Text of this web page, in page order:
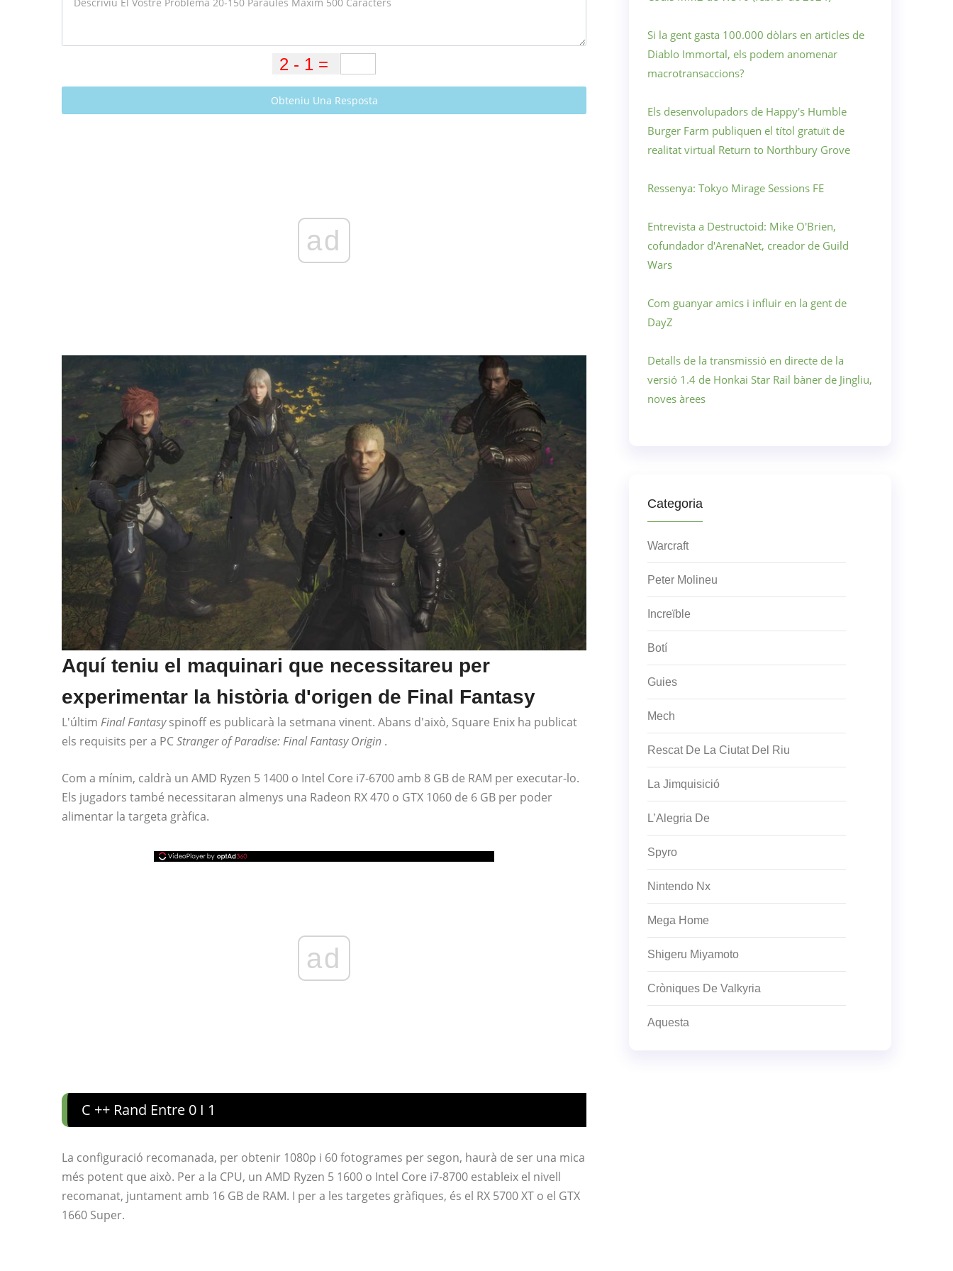
Obteniu Una Resposta
ad
Aquí teniu el maquinari que necessitareu per
experimentar la història d'origen de Final Fantasy
L'últim Final Fantasyspinoff es publicarà la setmana vinent. Abans d'això, Square Enix ha publicat
els requisits per a PCStranger of Paradise: Final Fantasy Origin .
Com a mínim, caldrà un AMD Ryzen 5 1400 o Intel Core i7-6700 amb 8 GB de RAM per executar-lo.
Els jugadors també necessitaran almenys una Radeon RX 470 o GTX 1060 de 6 GB per poder
alimentar la targeta gràfica.
ad
C ++ Rand Entre 0 I 1
La configuració recomanada, per obtenir 1080p i 60 fotogrames per segon, haurà de ser una mica
més potent que això. Per a la CPU, un AMD Ryzen 5 1600 o Intel Core i7-8700 estableix el nivell
recomanat, juntament amb 16 GB de RAM. I per a les targetes gràfiques, és el RX 5700 XT o el GTX
1660 Super.
Si la gent gasta 100.000 dòlars en articles de
Diablo Immortal, els podem anomenar
macrotransaccions?
Els desenvolupadors de Happy's Humble
Burger Farm publiquen el títol gratuït de
realitat virtual Return to Northbury Grove
Ressenya: Tokyo Mirage Sessions FE
Entrevista a Destructoid: Mike O'Brien,
cofundador d'ArenaNet, creador de Guild
Wars
Com guanyar amics i influir en la gent de
DayZ
Detalls de la transmissió en directe de la
versió 1.4 de Honkai Star Rail bàner de Jingliu,
noves àrees
Categoria
Warcraft
Peter Molineu
Increïble
Botí
Guies
Mech
Rescat De La Ciutat Del Riu
La Jimquisició
L’Alegria De
Spyro
Nintendo Nx
Mega Home
Shigeru Miyamoto
Cròniques De Valkyria
Aquesta